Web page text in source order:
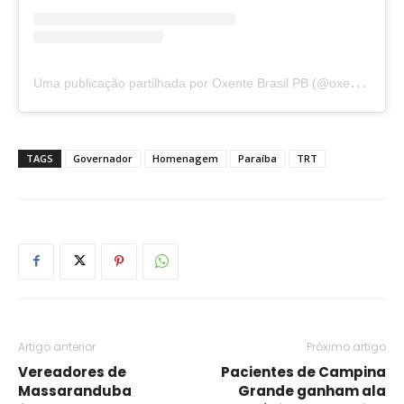
U
ma publicação partilhada por Oxente Brasil PB (@oxentebrasil.pb)
TAGS Governador Homenagem Paraíba TRT
Artigo anterior
Vereadores de
Massaranduba
Próximo artigo
Pacientes de Campina
Grande ganham ala